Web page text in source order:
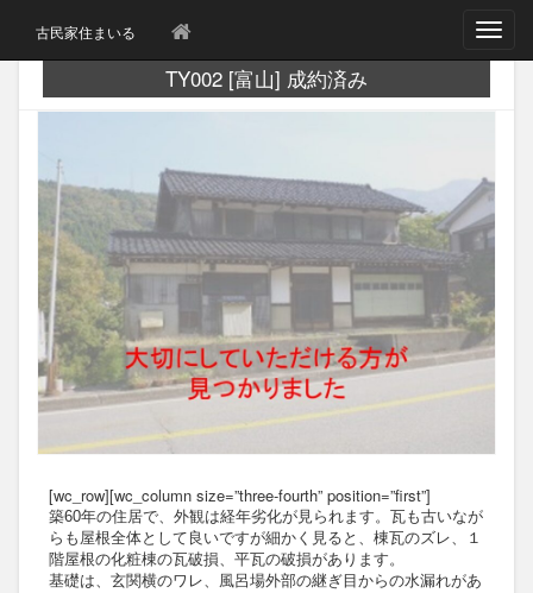
古民家住まいる
T
g
l
a
v
i
g
i
o
n
TY002 [富山] 成約済み
[wc_row][wc_column size=”three-fourth” position=”first”]
築60年の住居で、外観は経年劣化が見られます。瓦も古いなが
らも屋根全体として良いですが細かく見ると、棟瓦のズレ、１
階屋根の化粧棟の瓦破損、平瓦の破損があります。
基礎は、玄関横のワレ、風呂場外部の継ぎ目からの水漏れがあ